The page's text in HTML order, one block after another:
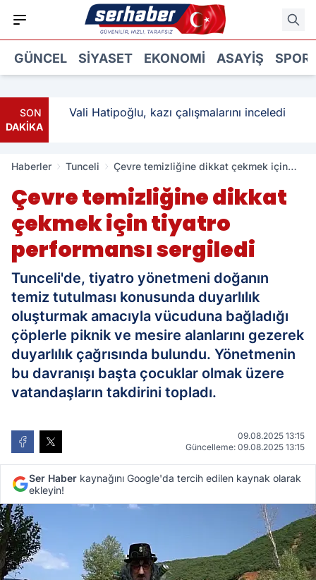
GÜNCEL SIYASET EKONOMI ASAYIŞ SPOR
SON
DAKİKA
Vali Hatipoğlu, kazı çalışmalarını inceledi
Haberler Tunceli
Çevre temizliğine dikkat çekmek için
Çevre temizliğine dikkat
çekmek için tiyatro
performansı sergiledi
Tunceli'de, tiyatro yönetmeni doğanın
temiz tutulması konusunda duyarlılık
oluşturmak amacıyla vücuduna bağladığı
çöplerle piknik ve mesire alanlarını gezerek
duyarlılık çağrısında bulundu. Yönetmenin
bu davranışı başta çocuklar olmak üzere
vatandaşların takdirini topladı.
09.08.2025 13:15
Güncelleme: 09.08.2025 13:15
Ser Haber kaynağını Google'da tercih edilen kaynak olarak
ekleyin!